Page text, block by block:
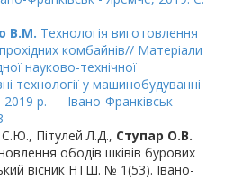
В.М. Технологія виготовлення
комбайнів// Матеріали
науково-технічної
технології у машинобудуванні
р. — Івано-Франківськ -
Пітулей Л.Д., Ступар О.В.
ободів шківів бурових
вісник НТШ. № 1(53). Івано-